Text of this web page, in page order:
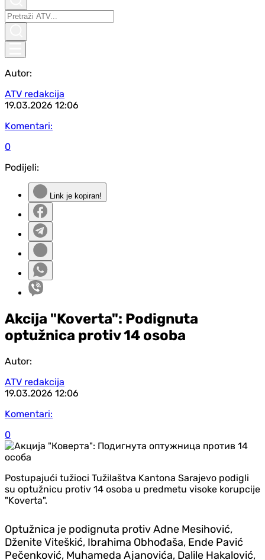
Autor:
ATV redakcija
19.03.2026 12:06
Komentari:
0
Podijeli:
Link je kopiran!
Akcija "Koverta": Podignuta
optužnica protiv 14 osoba
Autor:
ATV redakcija
19.03.2026 12:06
Komentari:
0
Postupajući tužioci Tužilaštva Kantona Sarajevo podigli
su optužnicu protiv 14 osoba u predmetu visoke korupcije
"Koverta".
Optužnica je podignuta protiv Adne Mesihović,
Dženite Viteškić, Ibrahima Obhođaša, Ende Pavić
Pečenković, Muhameda Ajanovića, Dalile Hakalović,